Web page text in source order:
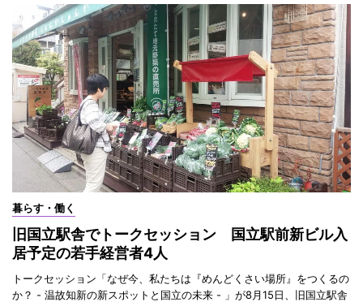
暮らす・働く
旧国立駅舎でトークセッション 国立駅前新ビル入
居予定の若手経営者4人
トークセッション「なぜ今、私たちは『めんどくさい場所』をつくるの
か？ - 温故知新の新スポットと国立の未来 - 」が8月15日、旧国立駅舎